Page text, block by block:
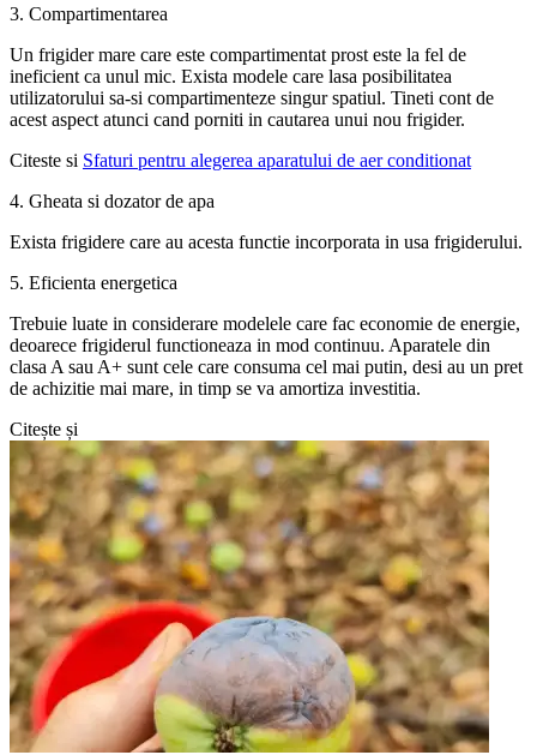
3. Compartimentarea
Un frigider mare care este compartimentat prost este la fel de
ineficient ca unul mic. Exista modele care lasa posibilitatea
utilizatorului sa-si compartimenteze singur spatiul. Tineti cont de
acest aspect atunci cand porniti in cautarea unui nou frigider.
Citeste si Sfaturi pentru alegerea aparatului de aer conditionat
4. Gheata si dozator de apa
Exista frigidere care au acesta functie incorporata in usa frigiderului.
5. Eficienta energetica
Trebuie luate in considerare modelele care fac economie de energie,
deoarece frigiderul functioneaza in mod continuu. Aparatele din
clasa A sau A+ sunt cele care consuma cel mai putin, desi au un pret
de achizitie mai mare, in timp se va amortiza investitia.
Citește și